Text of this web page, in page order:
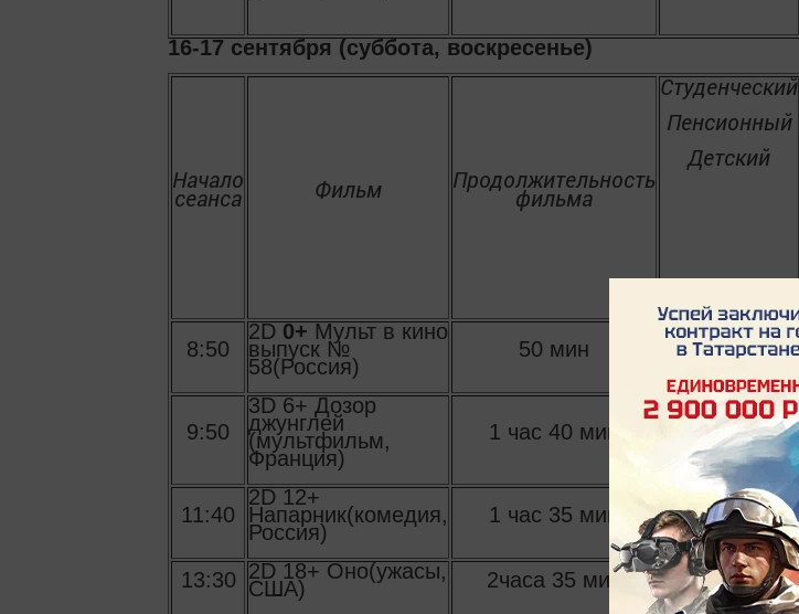
16-17 сентября (суббота, воскресенье)
Начало
сеанса Фильм Продолжительность
фильма
Студенческий
Пенсионный
Детский
8:50
2D 0+ Мульт в кино
выпуск №
58(Россия)
50 мин 110
9:50
3D 6+ Дозор
джунглей
(мультфильм,
Франция)
1 час 40 мин 130
11:40
2D 12+
Напарник(комедия,
Россия)
1 час 35 мин 110
13:30 2D 18+ Оно(ужасы,
США) 2часа 35 мин 160